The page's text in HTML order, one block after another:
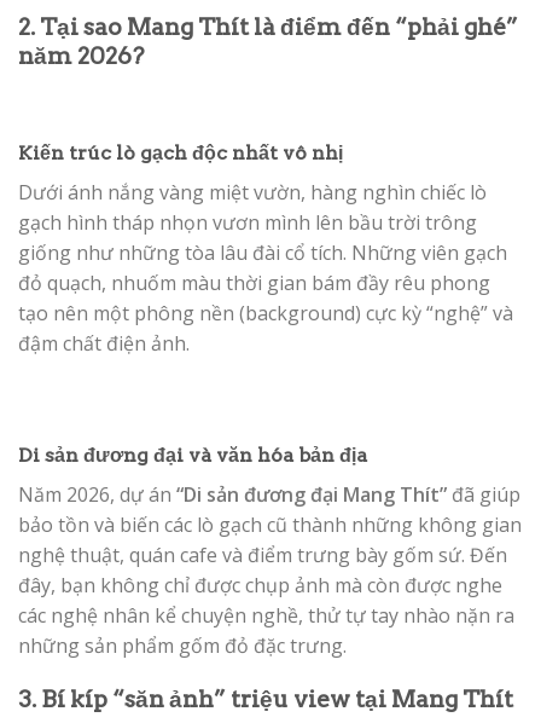
2. Tại sao Mang Thít là điểm đến “phải ghé”
năm 2026?
Kiến trúc lò gạch độc nhất vô nhị
Dưới ánh nắng vàng miệt vườn, hàng nghìn chiếc lò
gạch hình tháp nhọn vươn mình lên bầu trời trông
giống như những tòa lâu đài cổ tích. Những viên gạch
đỏ quạch, nhuốm màu thời gian bám đầy rêu phong
tạo nên một phông nền (background) cực kỳ “nghệ” và
đậm chất điện ảnh.
Di sản đương đại và văn hóa bản địa
Năm 2026, dự án “Di sản đương đại Mang Thít” đã giúp
bảo tồn và biến các lò gạch cũ thành những không gian
nghệ thuật, quán cafe và điểm trưng bày gốm sứ. Đến
đây, bạn không chỉ được chụp ảnh mà còn được nghe
các nghệ nhân kể chuyện nghề, thử tự tay nhào nặn ra
những sản phẩm gốm đỏ đặc trưng.
3. Bí kíp “săn ảnh” triệu view tại Mang Thít